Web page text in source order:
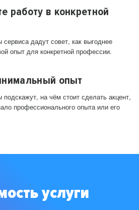
работу в конкретной
сервиса дадут совет, как выгоднее
опыт для конкретной профессии.
опыт
подскажут, на чём стоит сделать акцент,
профессионального опыта или его
услуги